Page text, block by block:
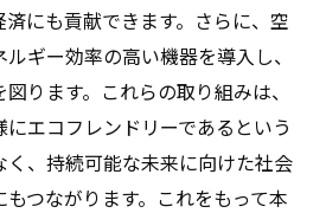
実現するための空調設備の選
を高めるための温度センサー
温度のバランスを取る設計ア
にも貢献できます。さらに、空
ギー効率の高い機器を導入し、
ります。これらの取り組みは、
エコフレンドリーであるという
、持続可能な未来に向けた社会
つながります。これをもって本